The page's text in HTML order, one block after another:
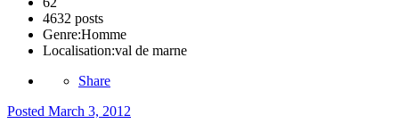
4632 posts
Genre:Homme
Localisation:val de marne
Share
Posted March 3, 2012